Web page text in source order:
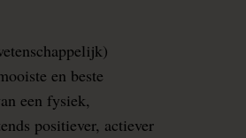
en beste
een fysiek,
positiever, actiever